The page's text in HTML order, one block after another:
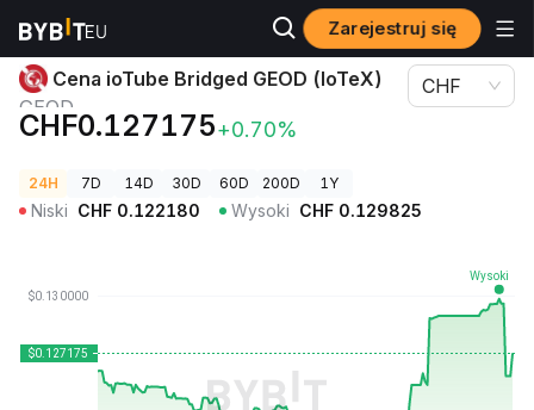
Zarejestruj się
Ceny kryptowalut Cena ioTube Bridged GEOD (IoTeX) GEOD
Cena ioTube Bridged GEOD (IoTeX)
GEOD
CHF0.127175+0.70%
CHF
24H 7D 14D 30D 60D 200D 1Y
Niski CHF 0.122180 Wysoki CHF 0.129825